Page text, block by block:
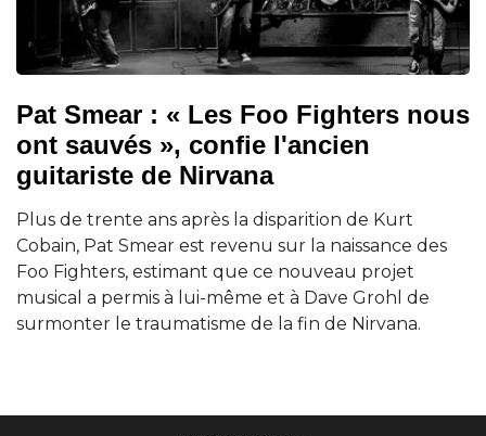
Pat Smear : « Les Foo Fighters nous
ont sauvés », confie l'ancien
guitariste de Nirvana
Plus de trente ans après la disparition de Kurt
Cobain, Pat Smear est revenu sur la naissance des
Foo Fighters, estimant que ce nouveau projet
musical a permis à lui-même et à Dave Grohl de
surmonter le traumatisme de la fin de Nirvana.